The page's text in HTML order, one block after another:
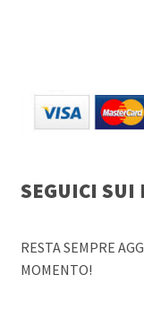
SEGUICI SUI
RESTA SEMPRE
MOMENTO!